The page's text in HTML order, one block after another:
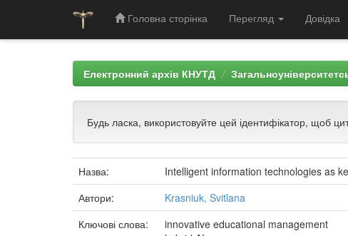
Головна сторінка Перегляд Довідка
Електронний архів КНУТД
Будь ласка, використовуйте цей ідентифікатор, щоб
Назва:
Intelligent information technologies as
Автори:
Krasniuk, Svitlana
Ключові слова:
innovative educational management